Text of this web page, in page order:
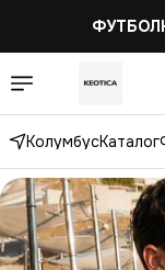
КолумбусКаталог